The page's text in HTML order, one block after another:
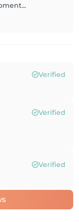
Verified
Verified
Verified